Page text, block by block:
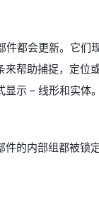
件都会更新。它们
来帮助捕捉，定位
示 – 线形和实体
件的内部组都被锁